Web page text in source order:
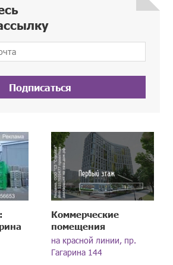
Подписаться
Коммерческие
помещения
на красной линии, пр.
Гагарина 144